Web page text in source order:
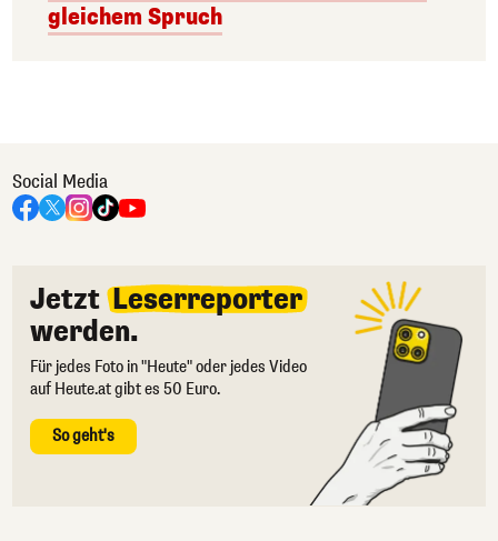
gleichem Spruch
Social Media
Jetzt Leserreporter
werden.
Für jedes Foto in "Heute" oder jedes Video
auf Heute.at gibt es 50 Euro.
So geht's